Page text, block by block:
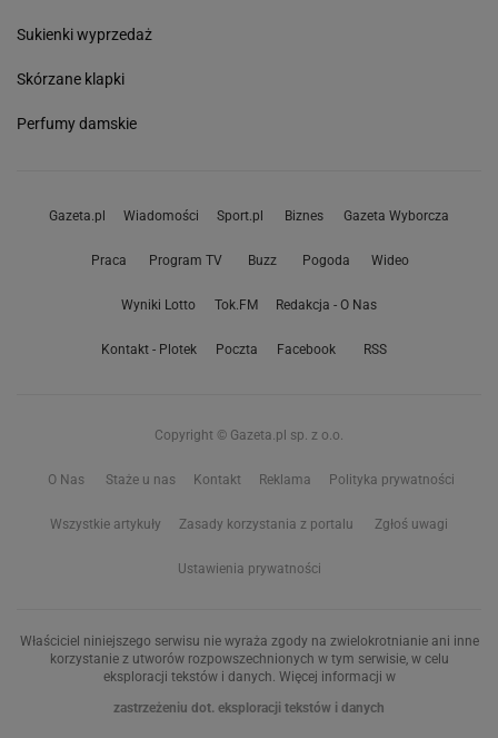
Sukienki wyprzedaż
Skórzane klapki
Perfumy damskie
Gazeta.pl Wiadomości Sport.pl Biznes Gazeta Wyborcza
Praca Program TV Buzz Pogoda Wideo
Wyniki Lotto Tok.FM Redakcja - O Nas
Kontakt - Plotek Poczta Facebook RSS
Copyright © Gazeta.pl sp. z o.o.
O Nas Staże u nas Kontakt Reklama Polityka prywatności
Wszystkie artykuły Zasady korzystania z portalu Zgłoś uwagi
Ustawienia prywatności
Właściciel niniejszego serwisu nie wyraża zgody na zwielokrotnianie ani inne
korzystanie z utworów rozpowszechnionych w tym serwisie, w celu
eksploracji tekstów i danych. Więcej informacji w
zastrzeżeniu dot. eksploracji tekstów i danych